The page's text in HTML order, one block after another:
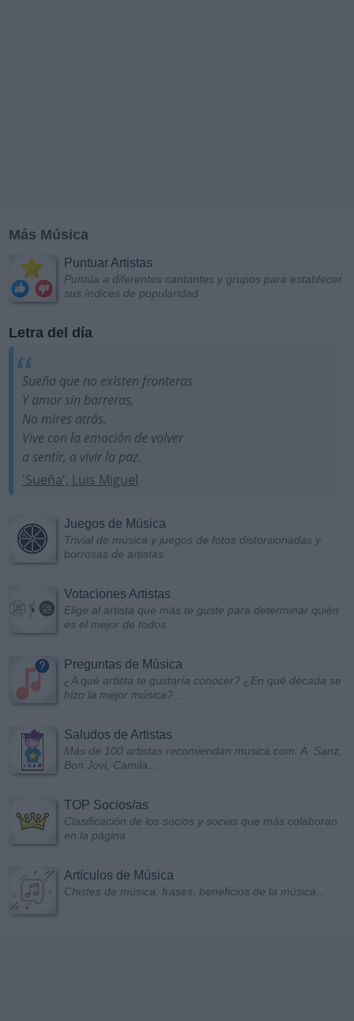
Más Música
Puntuar Artistas
Puntúa a diferentes cantantes y grupos para establecer
sus índices de popularidad
Letra del día
Sueña que no existen fronteras
Y amor sin barreras,
No mires atrás.
Vive con la emoción de volver
a sentir, a vivir la paz.
'Sueña', Luis Miguel
Juegos de Música
Trivial de música y juegos de fotos distorsionadas y
borrosas de artistas
Votaciones Artistas
Elige al artista que más te guste para determinar quién
es el mejor de todos
Preguntas de Música
¿A qué artista te gustaría conocer? ¿En qué década se
hizo la mejor música?...
Saludos de Artistas
Más de 100 artistas recomiendan musica.com: A. Sanz,
Bon Jovi, Camila...
TOP Socios/as
Clasificación de los socios y socias que más colaboran
en la página
Artículos de Música
Chistes de música, frases, beneficios de la música...